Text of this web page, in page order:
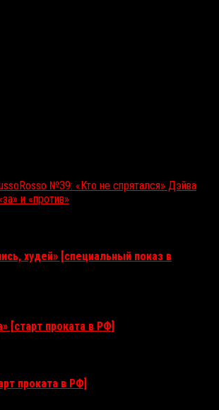
№39: «Кто не спрятался» Дэйва
и «против»
худей» [специальный показ в
[старт проката в РФ]
проката в РФ]